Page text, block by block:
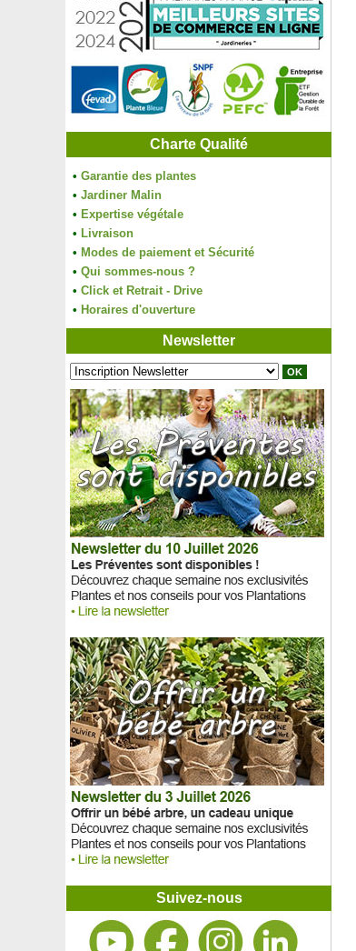
Charte Qualité
• Garantie des plantes
• Jardiner Malin
• Expertise végétale
• Livraison
• Modes de paiement et Sécurité
• Qui sommes-nous ?
• Click et Retrait - Drive
• Horaires d'ouverture
Newsletter
Suivez-nous